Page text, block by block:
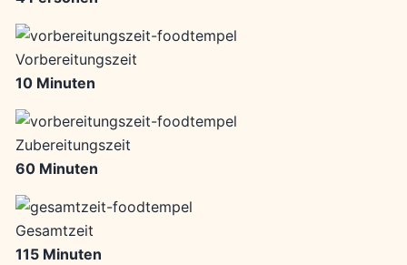
Vorbereitungszeit
10 Minuten
Zubereitungszeit
60 Minuten
Gesamtzeit
115 Minuten